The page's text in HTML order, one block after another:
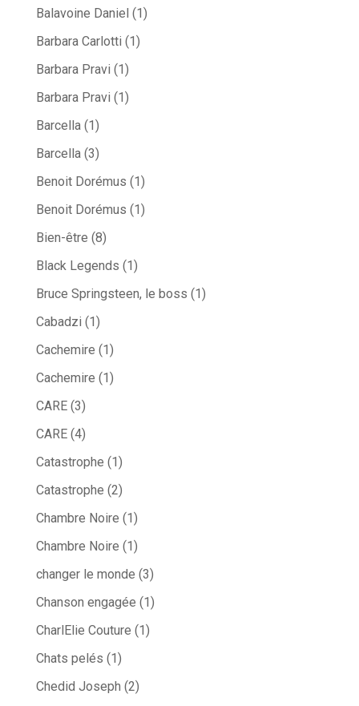
Balavoine Daniel (1)
Barbara Carlotti (1)
Barbara Pravi (1)
Barbara Pravi (1)
Barcella(1)
Barcella(3)
Benoit Dorémus (1)
Benoit Dorémus (1)
Bien-être (8)
Black Legends (1)
Bruce Springsteen, le boss (1)
Cabadzi (1)
Cachemire (1)
Cachemire (1)
CARE(3)
CARE(4)
Catastrophe (1)
Catastrophe (2)
Chambre Noire (1)
Chambre Noire (1)
changer le monde (3)
Chanson engagée (1)
CharlElie Couture (1)
Chats pelés (1)
Chedid Joseph (2)